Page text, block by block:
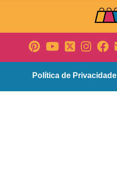
Política de Privacidade